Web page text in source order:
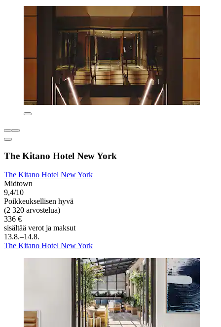
The Kitano Hotel New York
The Kitano Hotel New York
Midtown
9,4/10
Poikkeuksellisen hyvä
(2 320 arvostelua)
336 €
sisältää verot ja maksut
13.8.–14.8.
The Kitano Hotel New York